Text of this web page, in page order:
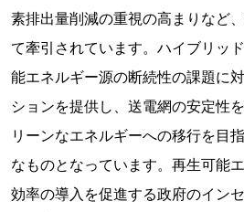
素排出量削減の重視の高まりなど
て牽引されています。ハイブリッ
能エネルギー源の断続性の課題に
ションを提供し、送電網の安定性
リーンなエネルギーへの移行を目
なものとなっています。再生可能
効率の導入を促進する政府のイン